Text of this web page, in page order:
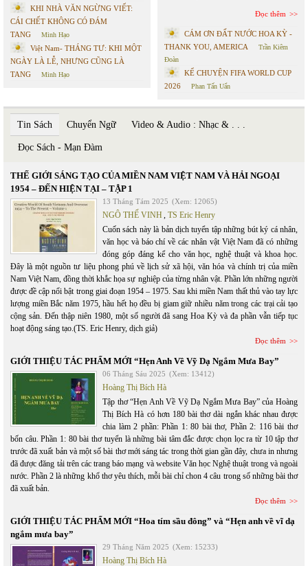
KHI NHÀ VĂN NGỪNG VIẾT:
CÁI CHẾT KHÔNG CÓ ĐÁM
TANG
Minh Hạo
Việt Nam- THÁNG TƯ: KHI MỘT
NGÀY LÀ LỄ, NHƯNG CŨNG LÀ
TANG
Minh Hạo
Đọc thêm
CÁM ƠN ĐẤT NƯỚC HOA KỲ -
THANK YOU, AMERICA
Trần Kiêm
Đoàn
KỂ CHUYỆN FIFA WORLD CUP
2026
Phan Tấn Uẩn
Tin Sách Chuyển Ngữ Video & Audio : Nhạc & . . .
Đọc Sách - Mạn Đàm
THẾ GIỚI SÁNG TẠO CỦA MIỀN NAM VIỆT NAM VÀ HẢI NGOẠI
1954 – ĐẾN HIỆN TẠI – TẬP 1
13 Tháng Tám 2025 (Xem: 12065)
NGÔ THẾ VINH, TS Eric Henry
Cuốn sách này là bản dịch tuyển tập những bút ký cá nhân,
văn học và báo chí về các nhân vật Việt Nam đã có những
đóng góp đáng kể cho văn học, nghệ thuật và khoa học.
Đây là một nguồn tư liệu phong phú về lịch sử xã hội, văn hóa và chính trị của miền
Nam Việt Nam, đồng thời khắc họa sự nghiệp của từng nhân vật. Phần lớn những người
được đề cập nổi bật trong giai đoạn 1954 – 1975. Sau khi miền Nam thất thủ vào tay lực
lượng miền Bắc năm 1975, hầu hết họ đều bị giam giữ nhiều năm trong các trại cải tạo
cộng sản. Đến thập niên 1980, một số người đã sang Hoa Kỳ và đa phần vẫn tiếp tục
hoạt động sáng tạo.(TS. Eric Henry, dịch giả)
Đọc thêm
GIỚI THIỆU TÁC PHẨM MỚI “Hẹn Anh Về Vỹ Dạ Ngắm Mưa Bay”
06 Tháng Sáu 2025 (Xem: 13412)
Hoàng Thị Bích Hà
Tập thơ “Hẹn Anh Về Vỹ Dạ Ngắm Mưa Bay” của Hoàng
Thị Bích Hà có hơn 180 bài thơ dài ngắn khác nhau được
chia làm 2 phần: Phần 1: 80 bài thơ, Phần 2: 116 bài thơ
bốn câu. Phần 1: 80 bài thơ tuyển là những bài tâm đắc được chọn lọc ra từ 10 tập thơ
trước đã xuất bản và một số bài thơ mới sáng tác trong thời gian gần đây, chưa in nhưng
đã được đăng tải trên các trang báo mạng và website Văn học Nghệ thuật trong và ngoài
nước. Phần 2 là những khổ thơ yêu thích, mỗi bài chỉ chon 4 câu trong số những bài thơ
đã xuất bản.
Đọc thêm
GIỚI THIỆU TÁC PHẨM MỚI “Hoa tím sầu đông” và “Hẹn anh về vĩ dạ
ngắm mưa bay”
29 Tháng Năm 2025 (Xem: 15233)
Hoàng Thị Bích Hà